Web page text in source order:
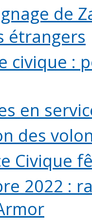
de
étrangers
civique :
en
des
Civique
2022 :